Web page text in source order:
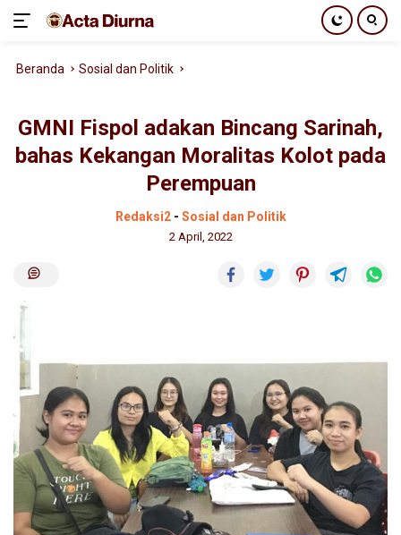
Beranda Sosial dan Politik
GMNI Fispol adakan Bincang Sarinah,
bahas Kekangan Moralitas Kolot pada
Perempuan
Redaksi2- Sosial dan Politik
2 April, 2022